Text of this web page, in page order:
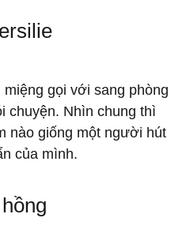
gọi với sang phòng
chuyện. Nhìn chung thì
nào giống một người hút
của mình.